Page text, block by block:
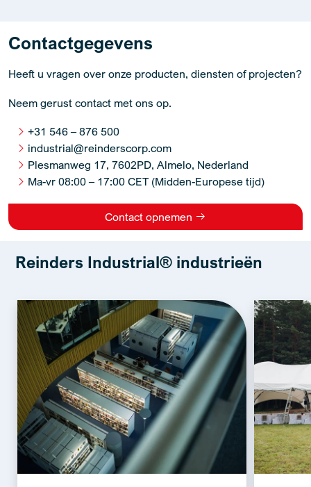
Contactgegevens
Heeft u vragen over onze producten, diensten of projecten?
Neem gerust contact met ons op.
+31 546 – 876 500
industrial@reinderscorp.com
Plesmanweg 17, 7602PD, Almelo, Nederland
Ma-vr 08:00 – 17:00 CET (Midden-Europese tijd)
Contact opnemen
Reinders Industrial® industrieën